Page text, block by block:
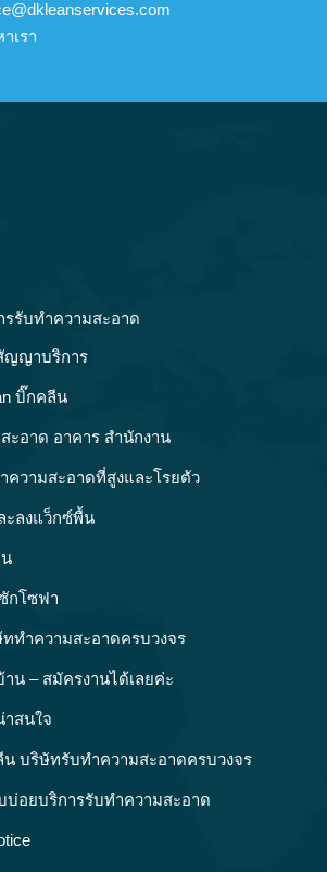
เรา
รับทำความสะอาด
ญญาบริการ
บิ๊กคลีน
ะอาด อาคาร สำนักงาน
ความสะอาดที่สูงและโรยตัว
ลงแว็กซ์พื้น
กโซฟา
ทำความสะอาดครบวงจร
น – สมัครงานได้เลยค่ะ
าสนใจ
บริษัทรับทำความสะอาดครบวงจร
บ่อยบริการรับทำความสะอาด